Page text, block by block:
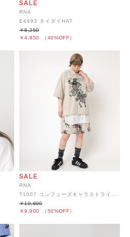
RNA
E4993 タイダイHAT
￥4,950 （40%OFF）
￥8,250
RNA
￥9,900 （50%OFF）
￥19,800